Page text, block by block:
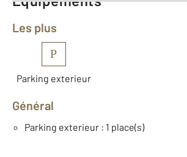
Les plus
P
Parking exterieur
Général
Parking exterieur : 1 place(s)